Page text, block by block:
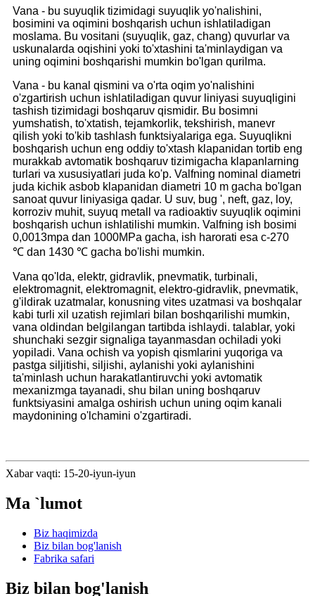
Vana - bu suyuqlik tizimidagi suyuqlik yo'nalishini,
bosimini va oqimini boshqarish uchun ishlatiladigan
moslama. Bu vositani (suyuqlik, gaz, chang) quvurlar va
uskunalarda oqishini yoki to'xtashini ta'minlaydigan va
uning oqimini boshqarishi mumkin bo'lgan qurilma.
Vana - bu kanal qismini va o'rta oqim yo'nalishini
o'zgartirish uchun ishlatiladigan quvur liniyasi suyuqligini
tashish tizimidagi boshqaruv qismidir. Bu bosimni
yumshatish, to'xtatish, tejamkorlik, tekshirish, manevr
qilish yoki to'kib tashlash funktsiyalariga ega. Suyuqlikni
boshqarish uchun eng oddiy to'xtash klapanidan tortib eng
murakkab avtomatik boshqaruv tizimigacha klapanlarning
turlari va xususiyatlari juda ko'p. Valfning nominal diametri
juda kichik asbob klapanidan diametri 10 m gacha bo'lgan
sanoat quvur liniyasiga qadar. U suv, bug ', neft, gaz, loy,
korroziv muhit, suyuq metall va radioaktiv suyuqlik oqimini
boshqarish uchun ishlatilishi mumkin. Valfning ish bosimi
0,0013mpa dan 1000MPa gacha, ish harorati esa c-270
℃ dan 1430 ℃ gacha bo'lishi mumkin.
Vana qo'lda, elektr, gidravlik, pnevmatik, turbinali,
elektromagnit, elektromagnit, elektro-gidravlik, pnevmatik,
g'ildirak uzatmalar, konusning vites uzatmasi va boshqalar
kabi turli xil uzatish rejimlari bilan boshqarilishi mumkin,
vana oldindan belgilangan tartibda ishlaydi. talablar, yoki
shunchaki sezgir signaliga tayanmasdan ochiladi yoki
yopiladi. Vana ochish va yopish qismlarini yuqoriga va
pastga siljitishi, siljishi, aylanishi yoki aylanishini
ta'minlash uchun harakatlantiruvchi yoki avtomatik
mexanizmga tayanadi, shu bilan uning boshqaruv
funktsiyasini amalga oshirish uchun uning oqim kanali
maydonining o'lchamini o'zgartiradi.
Xabar vaqti: 15-20-iyun-iyun
Ma `lumot
Biz haqimizda
Biz bilan bog'lanish
Fabrika safari
Biz bilan bog'lanish